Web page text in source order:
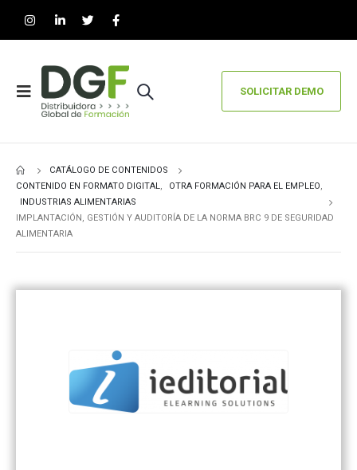
SOLICITAR DEMO
CATÁLOGO DE CONTENIDOS
CONTENIDO EN FORMATO DIGITAL, OTRA FORMACIÓN PARA EL EMPLEO,
INDUSTRIAS ALIMENTARIAS
IMPLANTACIÓN, GESTIÓN Y AUDITORÍA DE LA NORMA BRC 9 DE SEGURIDAD
ALIMENTARIA